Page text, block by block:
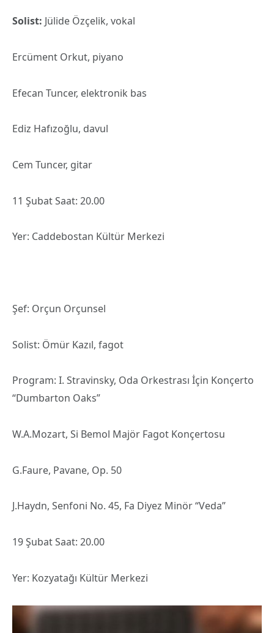
Solist: Jülide Özçelik, vokal
Ercüment Orkut, piyano
Efecan Tuncer, elektronik bas
Ediz Hafızoğlu, davul
Cem Tuncer, gitar
11 Şubat Saat: 20.00
Yer: Caddebostan Kültür Merkezi
Şef: Orçun Orçunsel
Solist: Ömür Kazıl, fagot
Program: I. Stravinsky, Oda Orkestrası İçin Konçerto
“Dumbarton Oaks”
W.A.Mozart, Si Bemol Majör Fagot Konçertosu
G.Faure, Pavane, Op. 50
J.Haydn, Senfoni No. 45, Fa Diyez Minör “Veda”
19 Şubat Saat: 20.00
Yer: Kozyatağı Kültür Merkezi